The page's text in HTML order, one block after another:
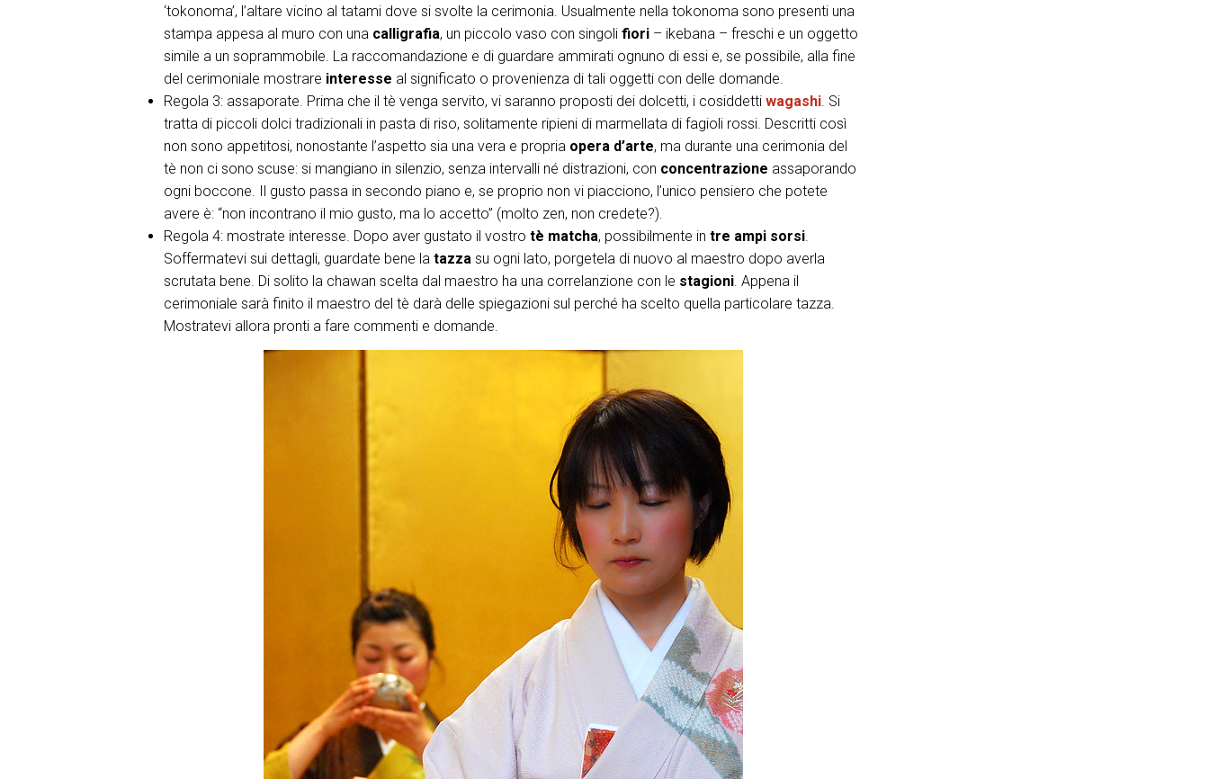
‘tokonoma’, l’altare vicino al tatami dove si svolte la cerimonia. Usualmente nella tokonoma sono presenti una
stampa appesa al muro con una calligrafia, un piccolo vaso con singoli fiori– ikebana – freschi e un oggetto
simile a un soprammobile. La raccomandazione e di guardare ammirati ognuno di essi e, se possibile, alla fine
del cerimoniale mostrare interesse al significato o provenienza di tali oggetti con delle domande.
Regola 3: assaporate. Prima che il tè venga servito, vi saranno proposti dei dolcetti, i cosiddetti wagashi. Si
tratta di piccoli dolci tradizionali in pasta di riso, solitamente ripieni di marmellata di fagioli rossi. Descritti così
non sono appetitosi, nonostante l’aspetto sia una vera e propria opera d’arte, ma durante una cerimonia del
tè non ci sono scuse: si mangiano in silenzio, senza intervalli né distrazioni, con concentrazione assaporando
ogni boccone. Il gusto passa in secondo piano e, se proprio non vi piacciono, l’unico pensiero che potete
avere è: “non incontrano il mio gusto, ma lo accetto” (molto zen, non credete?).
Regola 4: mostrate interesse. Dopo aver gustato il vostro tè matcha, possibilmente in tre ampi sorsi.
Soffermatevi sui dettagli, guardate bene la tazzasu ogni lato, porgetela di nuovo al maestro dopo averla
scrutata bene. Di solito la chawan scelta dal maestro ha una correlanzione con le stagioni. Appena il
cerimoniale sarà finito il maestro del tè darà delle spiegazioni sul perché ha scelto quella particolare tazza.
Mostratevi allora pronti a fare commenti e domande.